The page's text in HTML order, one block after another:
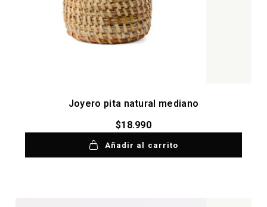
Joyero pita natural mediano
$18.990
Añadir al carrito